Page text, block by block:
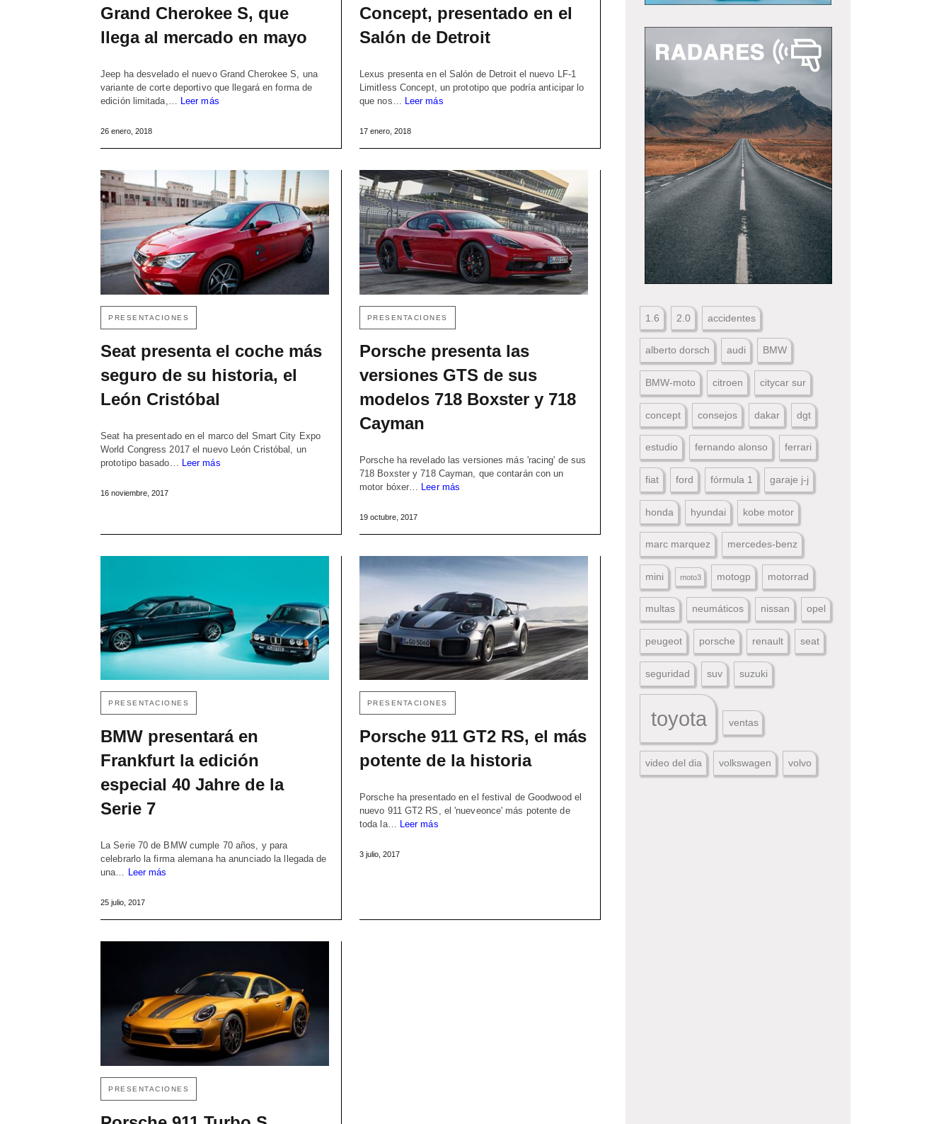
Grand Cherokee S, que
llega al mercado en mayo
Jeep ha desvelado el nuevo Grand Cherokee S, una
variante de corte deportivo que llegará en forma de
edición limitada,… Leer más
26 enero, 2018
Concept, presentado en el
Salón de Detroit
Lexus presenta en el Salón de Detroit el nuevo LF-1
Limitless Concept, un prototipo que podría anticipar lo
que nos… Leer más
17 enero, 2018
PRESENTACIONES
Seat presenta el coche más
seguro de su historia, el
León Cristóbal
Seat ha presentado en el marco del Smart City Expo
World Congress 2017 el nuevo León Cristóbal, un
prototipo basado…
Leer más
16 noviembre, 2017
PRESENTACIONES
Porsche presenta las
versiones GTS de sus
modelos 718 Boxster y 718
Cayman
Porsche ha revelado las versiones más 'racing' de sus
718 Boxster y 718 Cayman, que contarán con un
motor bóxer…
Leer más
19 octubre, 2017
PRESENTACIONES
BMW presentará en
Frankfurt la edición
especial 40 Jahre de la
Serie 7
La Serie 70 de BMW cumple 70 años, y para
celebrarlo la firma alemana ha anunciado la llegada de
una… Leer más
25 julio, 2017
PRESENTACIONES
Porsche 911 GT2 RS, el más
potente de la historia
Porsche ha presentado en el festival de Goodwood el
nuevo 911 GT2 RS, el 'nueveonce' más potente de
toda la… Leer más
3 julio, 2017
PRESENTACIONES
1.6 2.0 accidentes
alberto dorsch audi BMW
BMW-moto citroen citycar sur
concept consejos dakar dgt
estudio fernando alonso ferrari
fiat ford fórmula 1 garaje j-j
honda hyundai kobe motor
marc marquez mercedes-benz
mini moto3 motogp motorrad
multas neumáticos nissan opel
peugeot porsche renault seat
seguridad suv suzuki
toyota ventas
video del dia volkswagen volvo